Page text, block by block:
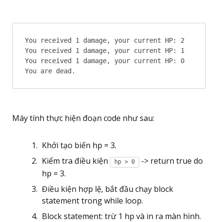
You received 1 damage, your current HP: 2
You received 1 damage, your current HP: 1
You received 1 damage, your current HP: 0
You are dead.
Máy tính thực hiện đoạn code như sau:
Khởi tạo biến hp = 3.
Kiểm tra điều kiện
hp > 0
-> return true do
hp = 3.
Điều kiện hợp lệ, bắt đầu chạy block
statement trong while loop.
Block statement: trừ 1 hp và in ra màn hình.